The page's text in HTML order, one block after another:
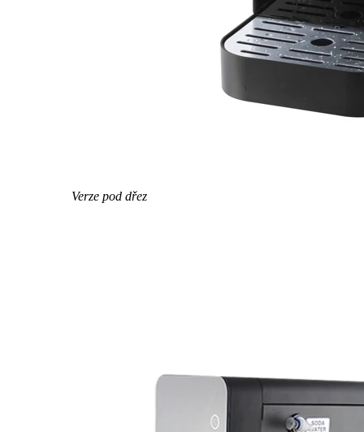
Verze pod dřez